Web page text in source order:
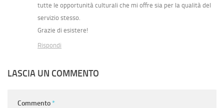
tutte le opportunità culturali che mi offre sia per la qualità del
servizio stesso.
Grazie di esistere!
Rispondi
LASCIA UN COMMENTO
Commento *